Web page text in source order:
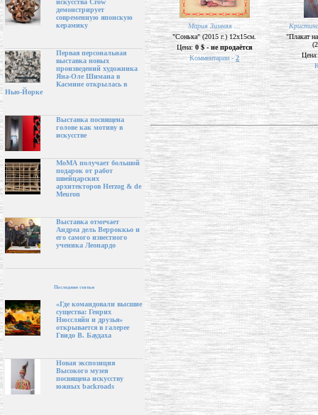
искусства Crow
демонстрирует
современную японскую
керамику
Первая персональная
выставка новых
произведений художника
Яна-Оле Шимана в
Касмине открылась в
Нью-Йорке
Выставка посвящена
голове как мотиву в
искусстве
МоМА получает большой
подарок от работ
швейцарских
архитекторов Herzog & de
Meuron
Выставка отмечает
Андреа дель Верроккьо и
его самого известного
ученика Леонардо
Последние статьи
«Где командовали высшие
существа: Генрих
Нюссляйн и друзья»
открывается в галерее
Гвидо В. Баудаха
Новая экспозиция
Высокого музея
посвящена искусству
южных backroads
Мария Зимняя ...
"Сонька" (2015 г.) 12х15см.
Цена: 0 $ - не продаётся
Комментарии -2
"Плакат